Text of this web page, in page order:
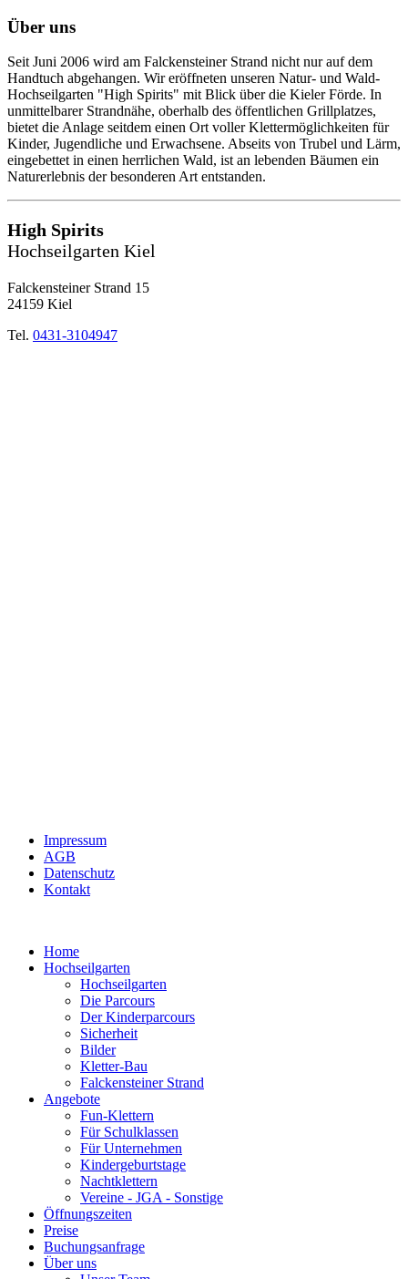
Über uns
Seit Juni 2006 wird am Falckensteiner Strand nicht nur auf dem
Handtuch abgehangen. Wir eröffneten unseren Natur- und Wald-
Hochseilgarten "High Spirits" mit Blick über die Kieler Förde. In
unmittelbarer Strandnähe, oberhalb des öffentlichen Grillplatzes,
bietet die Anlage seitdem einen Ort voller Klettermöglichkeiten für
Kinder, Jugendliche und Erwachsene. Abseits von Trubel und Lärm,
eingebettet in einen herrlichen Wald, ist an lebenden Bäumen ein
Naturerlebnis der besonderen Art entstanden.
High Spirits
Hochseilgarten Kiel
Falckensteiner Strand 15
24159 Kiel
Tel. 0431-3104947
Impressum
AGB
Datenschutz
Kontakt
Home
Hochseilgarten
Hochseilgarten
Die Parcours
Der Kinderparcours
Sicherheit
Bilder
Kletter-Bau
Falckensteiner Strand
Angebote
Fun-Klettern
Für Schulklassen
Für Unternehmen
Kindergeburtstage
Nachtklettern
Vereine - JGA - Sonstige
Öffnungszeiten
Preise
Buchungsanfrage
Über uns